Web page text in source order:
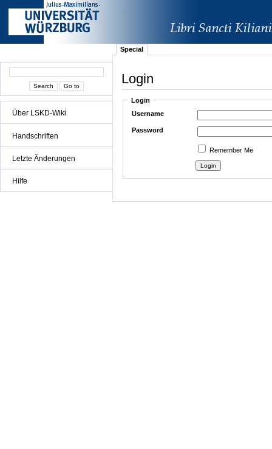
Über LSKD-Wiki
Handschriften
Letzte Änderungen
Hilfe
Special
Login
Login
Username
Password
Remember Me